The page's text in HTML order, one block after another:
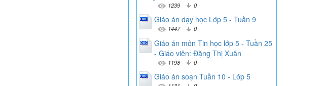
1239 0
Giáo án dạy học Lớp 5 - Tuần 9
1447 0
Giáo án môn Tin học lớp 5 - Tuần 25
- Giáo viên: Đặng Thị Xuân
1198 0
Giáo án soạn Tuần 10 - Lớp 5